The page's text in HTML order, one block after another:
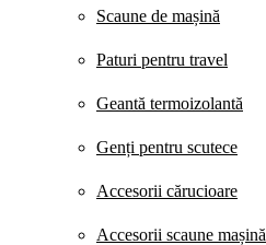
Scaune de mașină
Paturi pentru travel
Geantă termoizolantă
Genți pentru scutece
Accesorii cărucioare
Accesorii scaune mașină